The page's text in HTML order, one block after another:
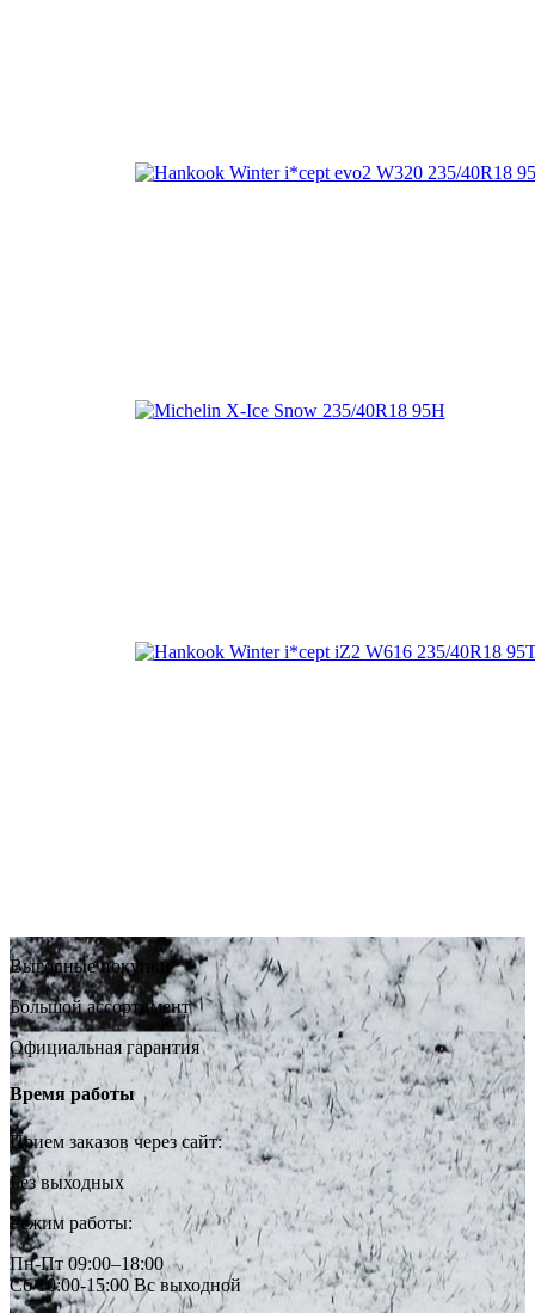
Выгодные покупки
Большой ассортимент
Официальная гарантия
Время работы
Прием заказов через сайт:
Без выходных
Режим работы:
Пн-Пт 09:00–18:00
Сб 10:00-15:00 Вс выходной